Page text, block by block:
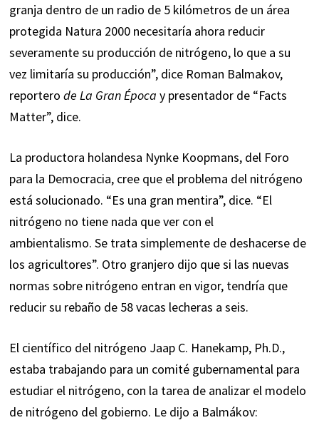
granja dentro de un radio de 5 kilómetros de un área
protegida Natura 2000 necesitaría ahora reducir
severamente su producción de nitrógeno, lo que a su
vez limitaría su producción”, dice Roman Balmakov,
reportero de La Gran Época y presentador de “Facts
Matter”, dice.
La productora holandesa Nynke Koopmans, del Foro
para la Democracia, cree que el problema del nitrógeno
está solucionado. “Es una gran mentira”, dice. “El
nitrógeno no tiene nada que ver con el
ambientalismo. Se trata simplemente de deshacerse de
los agricultores”. Otro granjero dijo que si las nuevas
normas sobre nitrógeno entran en vigor, tendría que
reducir su rebaño de 58 vacas lecheras a seis.
El científico del nitrógeno Jaap C. Hanekamp, ​​Ph.D.,
estaba trabajando para un comité gubernamental para
estudiar el nitrógeno, con la tarea de analizar el modelo
de nitrógeno del gobierno. Le dijo a Balmákov: